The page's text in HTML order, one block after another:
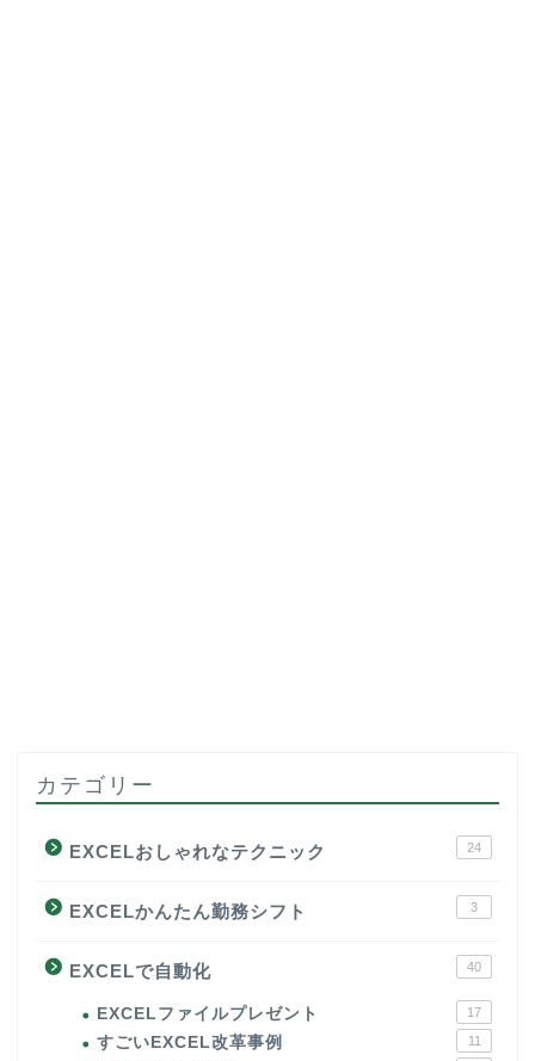
カテゴリー
EXCELおしゃれなテクニック 24
EXCELかんたん勤務シフト 3
EXCELで自動化 40
EXCELファイルプレゼント 17
すごいEXCEL改革事例 11